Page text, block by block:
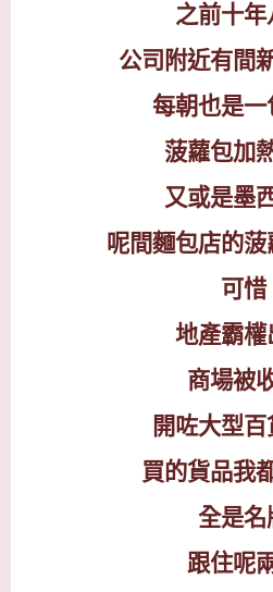
之前十年
公司附近有間
每朝也是一
菠蘿包加
又或是墨
呢間麵包店的
可惜
地產霸權
商場被
開咗大型百
買的貨品我
全是名
跟住呢